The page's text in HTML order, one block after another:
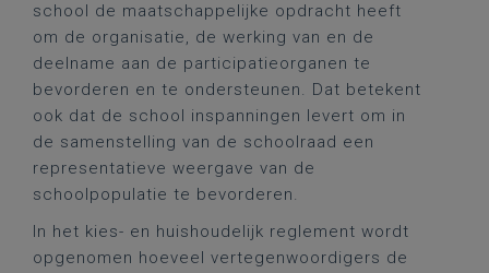
school de maatschappelijke opdracht heeft
om de organisatie, de werking van en de
deelname aan de participatieorganen te
bevorderen en te ondersteunen. Dat betekent
ook dat de school inspanningen levert om in
de samenstelling van de schoolraad een
representatieve weergave van de
schoolpopulatie te bevorderen.
In het kies- en huishoudelijk reglement wordt
opgenomen hoeveel vertegenwoordigers de